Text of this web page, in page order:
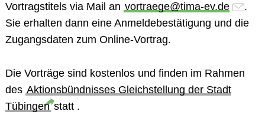
Vortragstitels via Mail an vortraege@tima-ev.de
.
Sie erhalten dann eine Anmeldebestätigung und die
Zugangsdaten zum Online-Vortrag.
Die Vorträge sind kostenlos und finden im Rahmen
des Aktionsbündnisses Gleichstellung der Stadt
Tübingenstatt .